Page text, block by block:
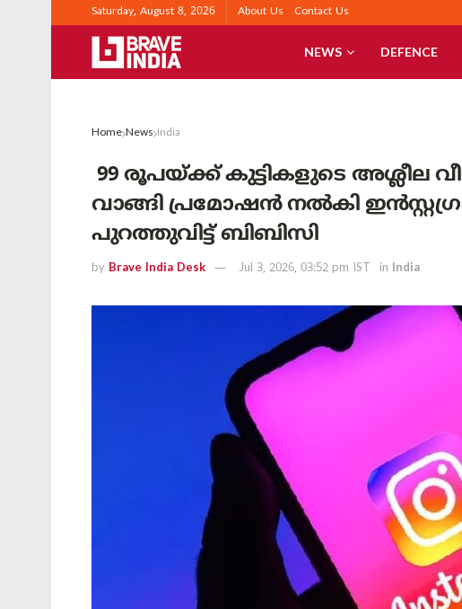
Saturday, August 8, 2026 About Us Contact Us
NEWS DEFENCE
Home News India
99 രൂപയ്ക്ക് കുട്ടികളുടെ അശ്ലീല
വാങ്ങി പ്രമോഷൻ നൽകി
പുറത്തുവിട്ട് ബിബിസി
by Brave India Desk Jul 3, 2026, 03:52 pm IST in India